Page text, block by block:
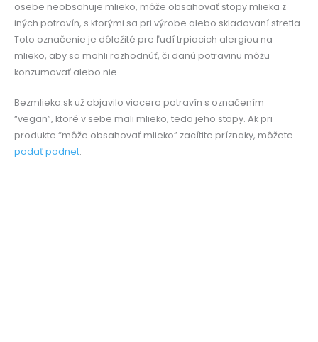
osebe neobsahuje mlieko, môže obsahovať stopy mlieka z
iných potravín, s ktorými sa pri výrobe alebo skladovaní stretla.
Toto označenie je dôležité pre ľudí trpiacich alergiou na
mlieko, aby sa mohli rozhodnúť, či danú potravinu môžu
konzumovať alebo nie.
Bezmlieka.sk už objavilo viacero potravín s označením
“vegan”, ktoré v sebe mali mlieko, teda jeho stopy. Ak pri
produkte “môže obsahovať mlieko” zacítite príznaky, môžete
podať podnet.